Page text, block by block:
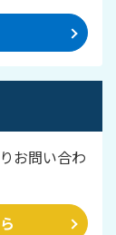
お問い合わ